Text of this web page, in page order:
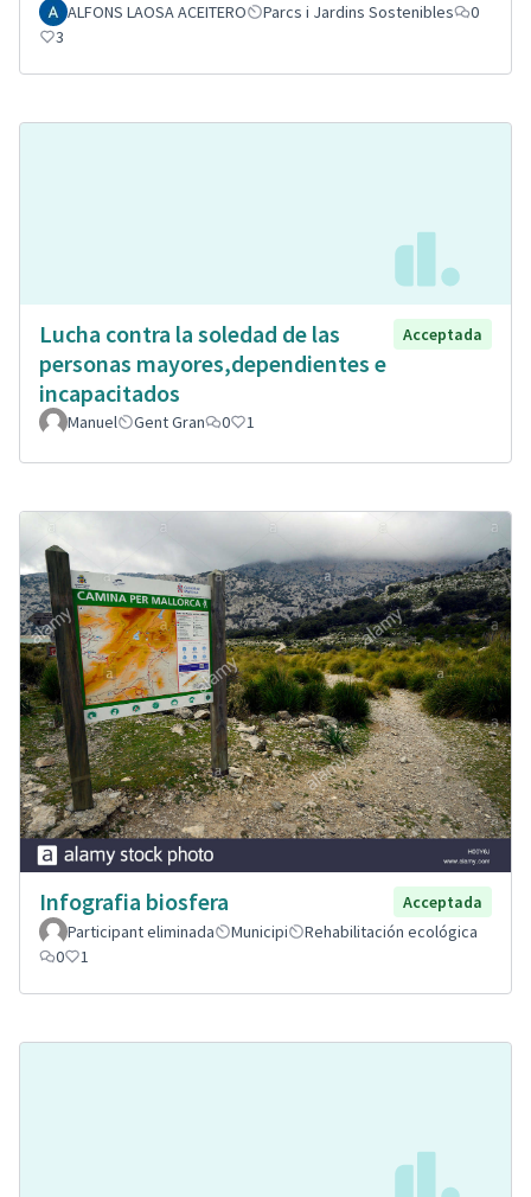
ALFONS LAOSA ACEITERO Parcs i Jardins Sostenibles
0
3
Lucha contra la soledad de las
personas mayores,dependientes e
incapacitados
Acceptada
Manuel Gent Gran 0 1
Infografia biosfera
Acceptada
Participant eliminada
Municipi
Rehabilitación ecológica
0
1